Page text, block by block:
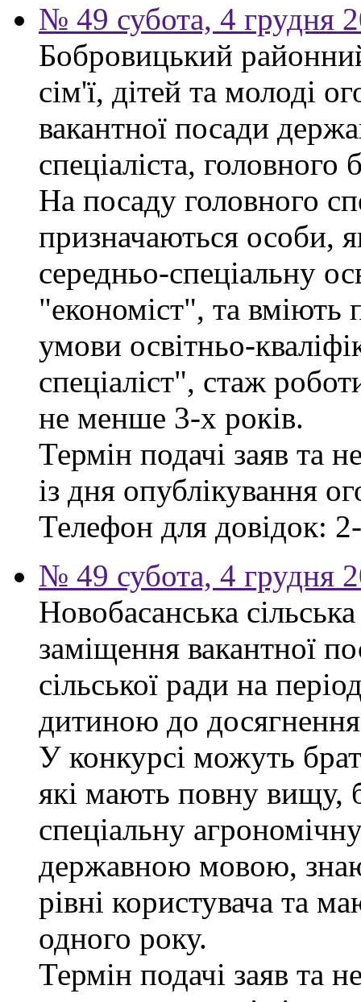
№ 49 субота, 4 грудня
Бобровицький
сім'ї, дітей та молоді
вакантної посади
спеціаліста, головного
На посаду головного
призначаються особи,
середньо-спеціальну
"економіст", та
умови освітньо-
спеціаліст", стаж
не менше 3-х років.
Термін подачі заяв та
із дня опублікування
Телефон для довідок:
№ 49 субота, 4 грудня
Новобасанська
заміщення вакантної
сільської ради на
дитиною до досягнення
У конкурсі можуть
які мають повну вищу,
спеціальну
державною мовою,
рівні користувача та
одного року.
Термін подачі заяв та